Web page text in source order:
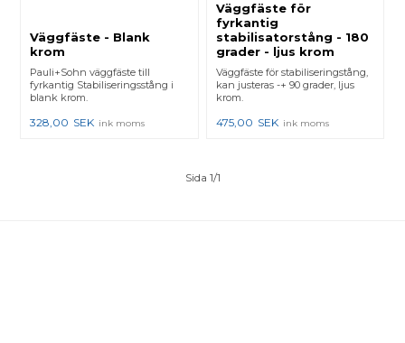
Väggfäste - Blank
krom
Pauli+Sohn väggfäste till
fyrkantig Stabiliseringsstång i
blank krom.
328,00 SEK ink moms
Väggfäste för
fyrkantig
stabilisatorstång - 180
grader - ljus krom
Väggfäste för stabiliseringstång,
kan justeras -+ 90 grader, ljus
krom.
475,00 SEK ink moms
Sida 1/1